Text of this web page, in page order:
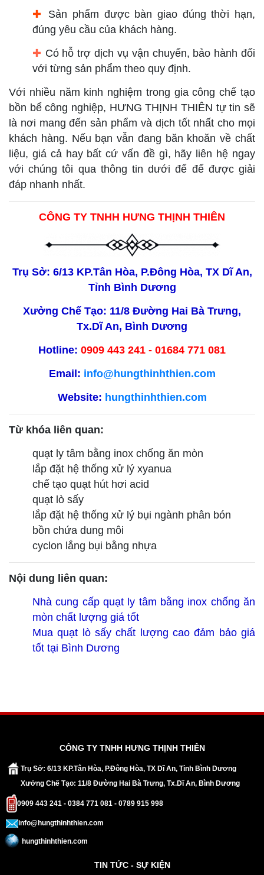
✚ Sản phẩm được bàn giao đúng thời hạn,
đúng yêu cầu của khách hàng.
✚ Có hỗ trợ dịch vụ vận chuyển, bảo hành đối
với từng sản phẩm theo quy định.
Với nhiều năm kinh nghiệm trong gia công chế tạo
bồn bể công nghiệp, HƯNG THỊNH THIÊN tự tin sẽ
là nơi mang đến sản phẩm và dịch tốt nhất cho mọi
khách hàng. Nếu bạn vẫn đang băn khoăn về chất
liệu, giá cả hay bất cứ vấn đề gì, hãy liên hệ ngay
với chúng tôi qua thông tin dưới để để được giải
đáp nhanh nhất.
CÔNG TY TNHH HƯNG THỊNH THIÊN
Trụ Sở: 6/13 KP.Tân Hòa, P.Đông Hòa, TX Dĩ An,
Tỉnh Bình Dương
Xưởng Chế Tạo: 11/8 Đường Hai Bà Trưng,
Tx.Dĩ An, Bình Dương
Hotline: 0909 443 241 - 01684 771 081
Email: info@hungthinhthien.com
Website: hungthinhthien.com
Từ khóa liên quan:
quạt ly tâm bằng inox chống ăn mòn
lắp đặt hệ thống xử lý xyanua
chế tạo quạt hút hơi acid
quạt lò sấy
lắp đặt hệ thống xử lý bụi ngành phân bón
bồn chứa dung môi
cyclon lắng bụi bằng nhựa
Nội dung liên quan:
Nhà cung cấp quạt ly tâm bằng inox chống ăn
mòn chất lượng giá tốt
Mua quạt lò sấy chất lượng cao đảm bảo giá
tốt tại Bình Dương
CÔNG TY TNHH HƯNG THỊNH THIÊN
Trụ Sở: 6/13 KP.Tân Hòa, P.Đông Hòa, TX Dĩ An, Tỉnh Bình Dương
Xưởng Chế Tạo: 11/8 Đường Hai Bà Trưng, Tx.Dĩ An, Bình Dương
0909 443 241 - 0384 771 081 - 0789 915 998
info@hungthinhthien.com
hungthinhthien.com
TIN TỨC - SỰ KIỆN